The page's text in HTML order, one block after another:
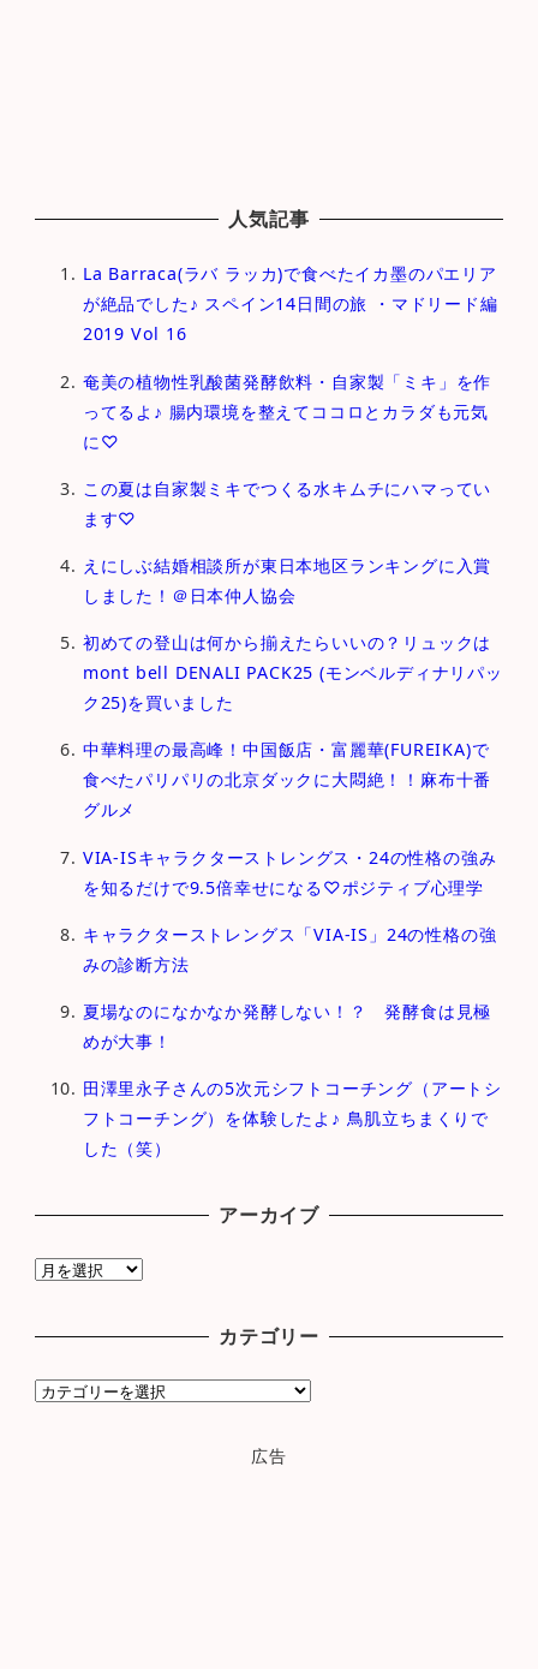
人気記事
La Barraca(ラバ ラッカ)で食べたイカ墨のパエリア
が絶品でした♪ スペイン14日間の旅 ・マドリード編
2019 Vol 16
奄美の植物性乳酸菌発酵飲料・自家製「ミキ」を作
ってるよ♪ 腸内環境を整えてココロとカラダも元気
に♡
この夏は自家製ミキでつくる水キムチにハマってい
ます♡
えにしぶ結婚相談所が東日本地区ランキングに入賞
しました！＠日本仲人協会
初めての登山は何から揃えたらいいの？リュックは
mont bell DENALI PACK25 (モンベルディナリパッ
ク25)を買いました
中華料理の最高峰！中国飯店・富麗華(FUREIKA)で
食べたパリパリの北京ダックに大悶絶！！麻布十番
グルメ
VIA-ISキャラクターストレングス・24の性格の強み
を知るだけで9.5倍幸せになる♡ポジティブ心理学
キャラクターストレングス「VIA-IS」24の性格の強
みの診断方法
夏場なのになかなか発酵しない！？ 発酵食は見極
めが大事！
田澤里永子さんの5次元シフトコーチング（アートシ
フトコーチング）を体験したよ♪ 鳥肌立ちまくりで
した（笑）
アーカイブ
ア
ブ
カテゴリー
カ
広告